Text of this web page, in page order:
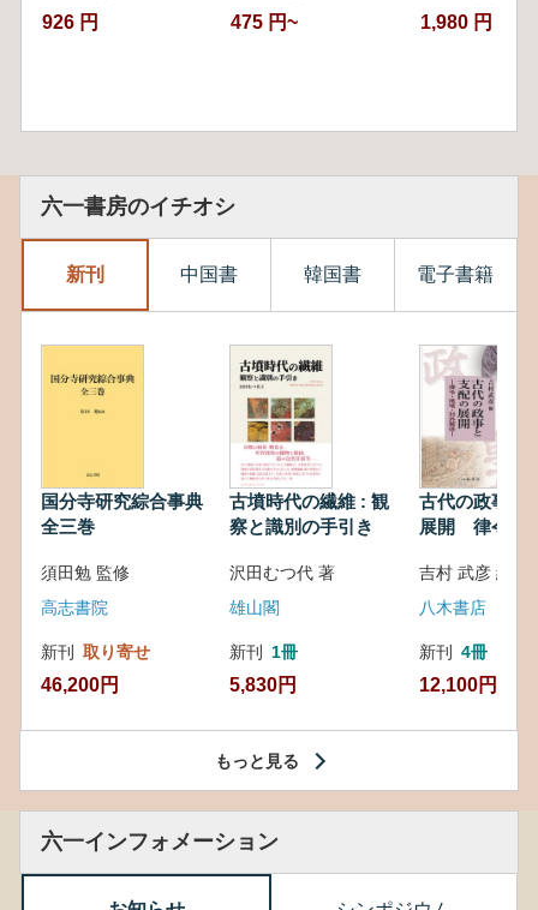
926 円 475 円~ 1,980 円
六一書房のイチオシ
新刊 中国書 韓国書 電子書籍
国分寺研究綜合事典
全三巻
須田勉 監修
高志書院
新刊 取り寄せ
46,200円
古墳時代の繊維 : 観
察と識別の手引き
沢田むつ代 著
雄山閣
新刊 1冊
5,830円
古代の政事と
展開 律令・
吉村 武彦 編集
八木書店
新刊 4冊
12,100円
もっと見る
六一インフォメーション